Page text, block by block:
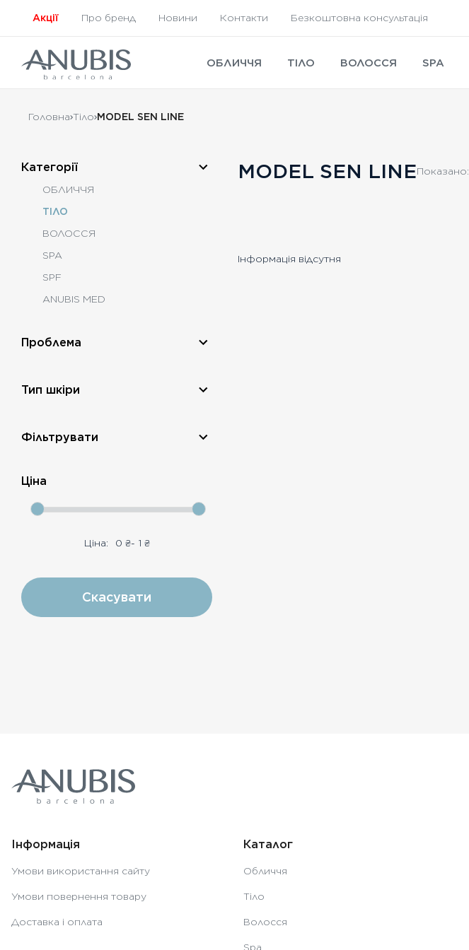
Акції Про бренд Новини Контакти Безкоштовна консультація
ОБЛИЧЧЯ ТІЛО ВОЛОССЯ SPA
Головна Тіло MODEL SEN LINE
Категорії
ОБЛИЧЧЯ
ТІЛО
ВОЛОССЯ
SPA
SPF
ANUBIS MED
Проблема
Тип шкіри
Фільтрувати
Ціна
Ціна: 0 ₴- 1 ₴
Скасувати
MODEL SEN LINEПоказано:
Інформація відсутня
Інформація
Умови використання сайту
Умови повернення товару
Доставка і оплата
Каталог
Обличчя
Тіло
Волосся
Spa